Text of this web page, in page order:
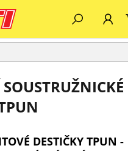
DESTIČKY TPUN -